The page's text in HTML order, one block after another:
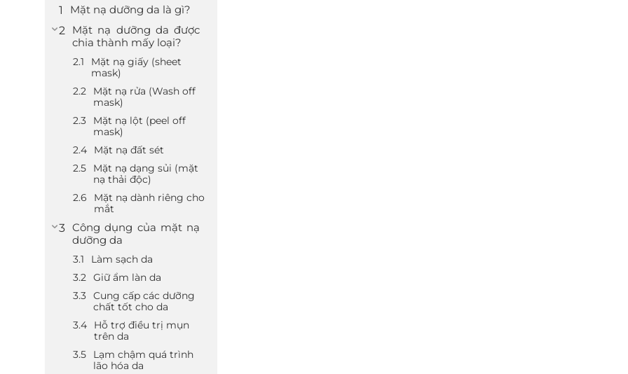
Mặt nạ dưỡng da là gì?
Mặt nạ dưỡng da được
chia thành mấy loại?
Mặt nạ giấy (sheet
mask)
Mặt nạ rửa (Wash off
mask)
Mặt nạ lột (peel off
mask)
Mặt nạ đất sét
Mặt nạ dạng sủi (mặt
nạ thải độc)
Mặt nạ dành riêng cho
mắt
Công dụng của mặt nạ
dưỡng da
Làm sạch da
Giữ ẩm làn da
Cung cấp các dưỡng
chất tốt cho da
Hỗ trợ điều trị mụn
trên da
Lạm chậm quá trình
lão hóa da